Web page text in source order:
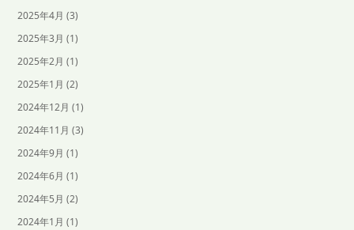
2025年4月 (3)
2025年3月 (1)
2025年2月 (1)
2025年1月 (2)
2024年12月 (1)
2024年11月 (3)
2024年9月 (1)
2024年6月 (1)
2024年5月 (2)
2024年1月 (1)